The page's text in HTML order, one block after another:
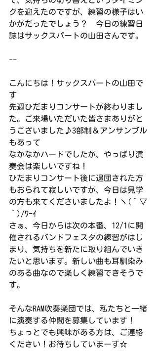
グを迎えたのですが、練習の様子はい
かがだったでしょう？　今日の練習日
誌はサックスパートの山田さんです。
--
こんにちは！サックスパートの山田で
す
先週ひだまりコンサートが終わりまし
た。ご来場いただいた皆さまありがと
うございました♪3部制＆アンサンブル
もあって
なかなかハードでしたが、やっぱり演
奏会は楽しいですね！
ひだまりコンサート後に退団された方
もおられて寂しいですが、今日は見学
の方も来てくださいましたよ！ヽ(´▽
｀)/ﾜｰｲ
さぁ、今日からは次の本番、12/1に開
催されるバンドフェスタの練習がはじ
まり、気持ちを新たに取り組んでいき
たいと思います。新しい曲も耳馴染み
のある曲なので楽しく練習できそうで
す。
そんなRAM吹奏楽団では、私たちと一緒
に演奏する仲間を募集しています！
ちょっとでも興味がある方は、ご連絡
ください！お待ちしていまーす☆